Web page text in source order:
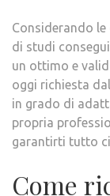
Considerando
di studi
un ottimo e
oggi richiesta
in grado di
propria
garantirti tutto
Come